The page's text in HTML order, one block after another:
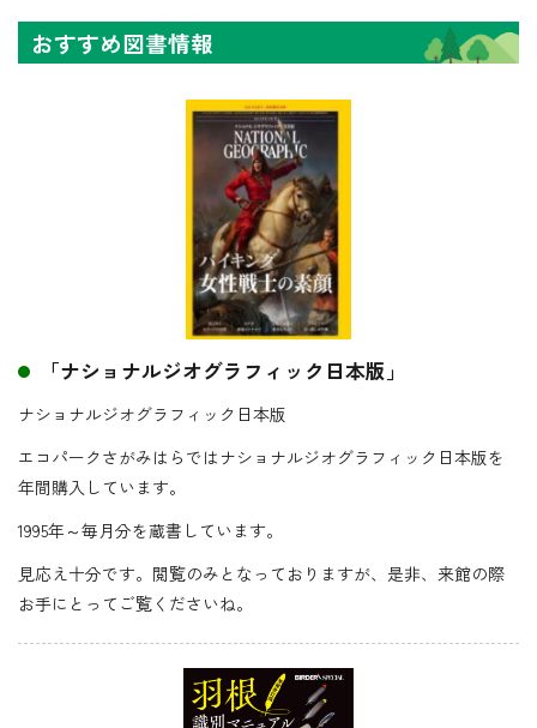
おすすめ図書情報
「ナショナルジオグラフィック日本版」
ナショナルジオグラフィック日本版
エコパークさがみはらではナショナルジオグラフィック日本版を
年間購入しています。
1995年～毎月分を蔵書しています。
見応え十分です。閲覧のみとなっておりますが、是非、来館の際
お手にとってご覧くださいね。